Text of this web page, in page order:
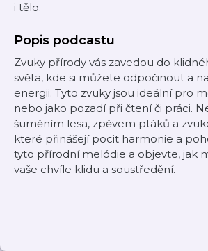
i tělo.
Popis podcastu
Zvuky přírody vás zavedou do
světa, kde si můžete odpočinout a
energii. Tyto zvuky jsou ideální pro
nebo jako pozadí při čtení či práci.
šuměním lesa, zpěvem ptáků a
které přinášejí pocit harmonie a
tyto přírodní melódie a objevte, jak
vaše chvíle klidu a soustředění.